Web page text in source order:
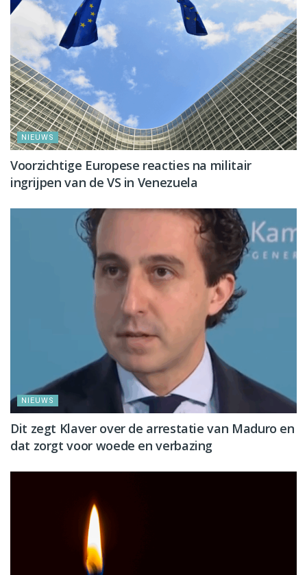
NIEUWS
Voorzichtige Europese reacties na militair
ingrijpen van de VS in Venezuela
NIEUWS
Dit zegt Klaver over de arrestatie van Maduro en
dat zorgt voor woede en verbazing